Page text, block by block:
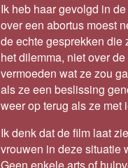
Ik heb haar gevolgd in
over een abortus moest
de echte gesprekken die
het dilemma, niet over
vermoeden wat ze zou
als ze een beslissing
weer op terug als ze met
Ik denk dat de film laat
vrouwen in deze situatie